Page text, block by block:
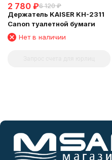
2 780 ₽6 120 ₽
Держатель KAISER KH-2311
Canon туалетной бумаги
Нет в наличии